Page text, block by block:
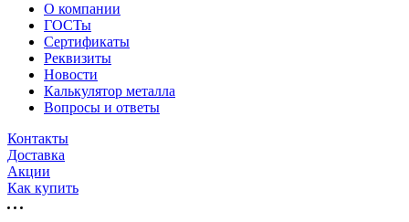
О компании
ГОСТы
Сертификаты
Реквизиты
Новости
Калькулятор металла
Вопросы и ответы
Контакты
Доставка
Акции
Как купить